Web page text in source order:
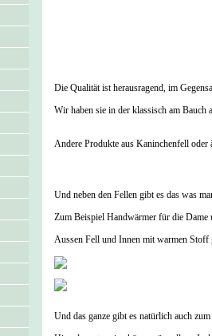
Die Qualität ist herausragend, im
Wir haben sie in der klassisch am Bauch
Andere Produkte aus Kaninchenfell oder
Und neben den Fellen gibt es das was
Zum Beispiel Handwärmer für die
Aussen Fell und Innen mit warmen Stoff
Und das ganze gibt es natürlich auch